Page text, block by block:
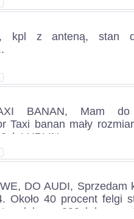
kpl z anteną, stan
BANAN, Mam do
Taxi banan mały
LUBLIN...
DO AUDI, Sprzedam
Około 40 procent felgi
dobry, c.200zł do